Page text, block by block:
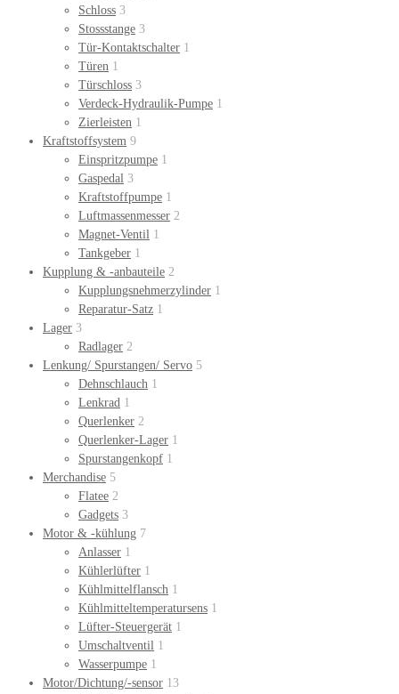
Schloss 3
Stossstange 3
Tür-Kontaktschalter 1
Türen 1
Türschloss 3
Verdeck-Hydraulik-Pumpe 1
Zierleisten 1
Kraftstoffsystem 9
Einspritzpumpe 1
Gaspedal 3
Kraftstoffpumpe 1
Luftmassenmesser 2
Magnet-Ventil 1
Tankgeber 1
Kupplung & -anbauteile 2
Kupplungsnehmerzylinder 1
Reparatur-Satz 1
Lager 3
Radlager 2
Lenkung/ Spurstangen/ Servo 5
Dehnschlauch 1
Lenkrad 1
Querlenker 2
Querlenker-Lager 1
Spurstangenkopf 1
Merchandise 5
Flatee 2
Gadgets 3
Motor & -kühlung 7
Anlasser 1
Kühlerlüfter 1
Kühlmittelflansch 1
Kühlmitteltemperatursens 1
Lüfter-Steuergerät 1
Umschaltventil 1
Wasserpumpe 1
Motor/Dichtung/-sensor 13